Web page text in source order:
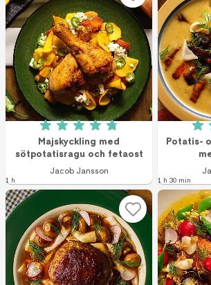
Betyg: 4.8 av 5 (4 röster)
Majskyckling med
sötpotatisragu och fetaost
Jacob Jansson
1 h
Potatis-
1 h 30 min